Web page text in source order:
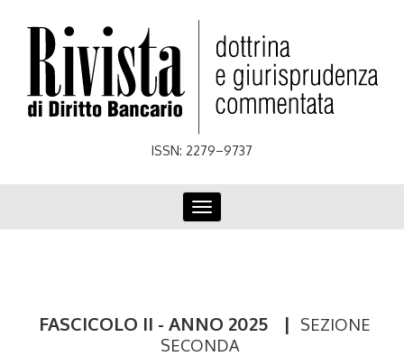
ISSN: 2279–9737
Toggle
navigation
FASCICOLO II - ANNO 2025 |
SEZIONE
SECONDA